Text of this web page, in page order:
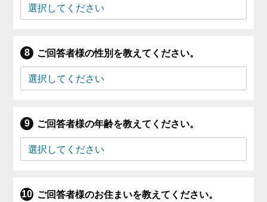
ご回答者様の性別を教えてください。
ご回答者様の年齢を教えてください。
ご回答者様のお住まいを教えてください。